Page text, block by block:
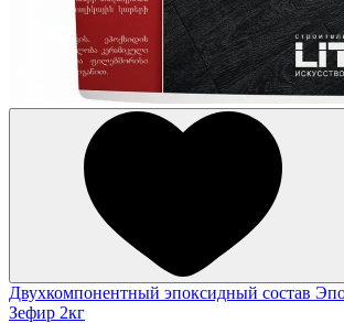
Двухкомпонентный эпоксидный состав
Зефир 2кг